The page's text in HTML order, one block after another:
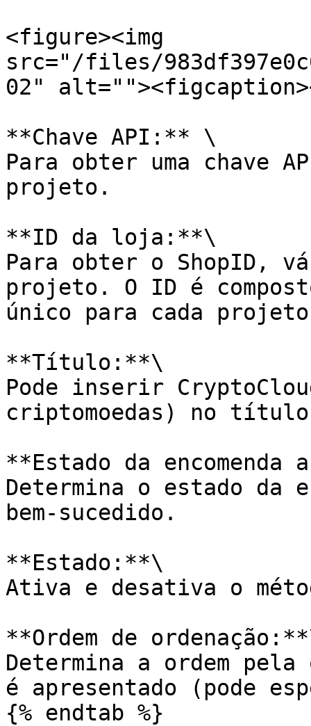
<figure><img
src="/files/
02"
**Chave API:** \
Para obter uma chave
projeto.
**ID da loja:**\
Para obter o ShopID,
projeto. O ID é
único para cada
**Título:**\
Pode inserir
criptomoedas) no título
**Estado da encomenda
Determina o estado da
bem-sucedido.
**Estado:**\
Ativa e desativa o
**Ordem de
Determina a ordem pela
é apresentado (pode
{% endtab %}